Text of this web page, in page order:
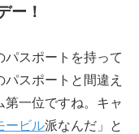
ー！
パスポートを持って
スポートと間違え
一位ですね。キャ
ービル派なんだ」と